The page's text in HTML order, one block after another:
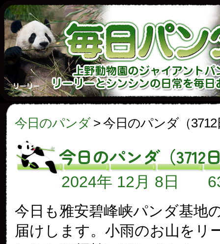
今日のパンダ> 今日のパンダ（3712
今日のパンダ（3712
2024年 12月 8日
今日も雅安碧峰峡パンダ基地
届けします。小雨のお山をリ